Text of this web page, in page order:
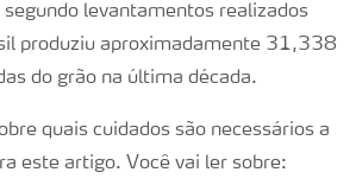
segundo levantamentos realizados
produziu aproximadamente 31,338
do grão na última década.
quais cuidados são necessários a
este artigo. Você vai ler sobre: